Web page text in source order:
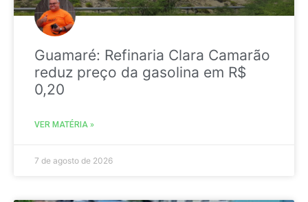
Guamaré: Refinaria Clara Camarão
reduz preço da gasolina em R$
0,20
VER MATÉRIA »
7 de agosto de 2026